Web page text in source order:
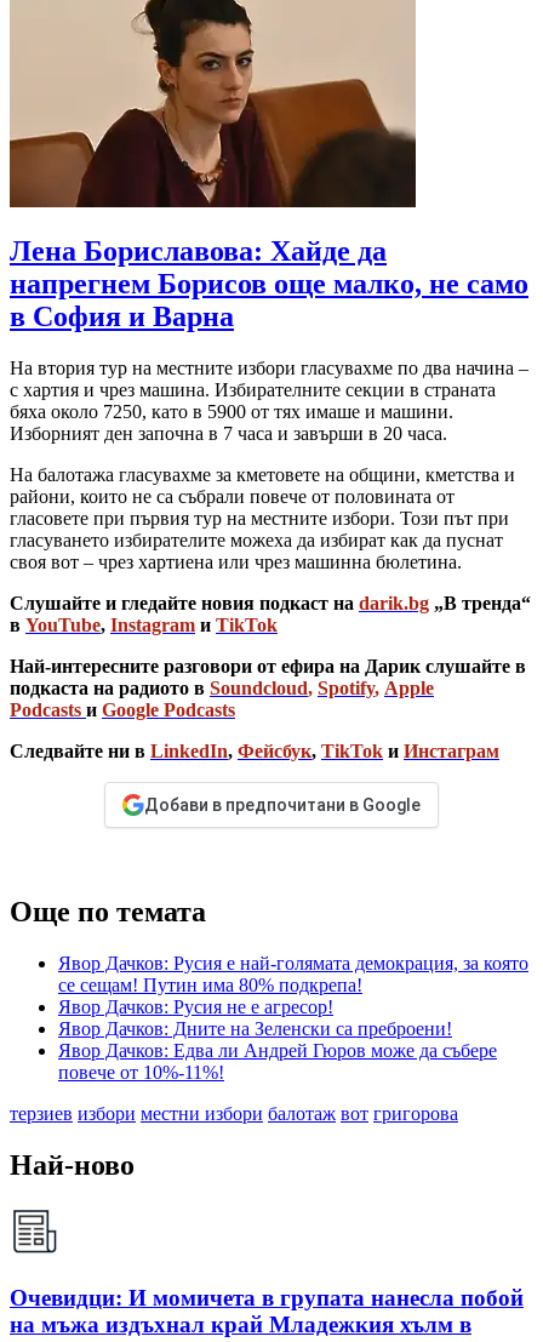
Лена Бориславова: Хайде да
напрегнем Борисов още малко, не само
в София и Варна
На втория тур на местните избори гласувахме по два начина –
с хартия и чрез машина. Избирателните секции в страната
бяха около 7250, като в 5900 от тях имаше и машини.
Изборният ден започна в 7 часа и завърши в 20 часа.
На балотажа гласувахме за кметовете на общини, кметства и
райони, които не са събрали повече от половината от
гласовете при първия тур на местните избори. Този път при
гласуването избирателите можеха да избират как да пуснат
своя вот – чрез хартиена или чрез машинна бюлетина.
Слушайте и гледайте новия подкаст на darik.bg „В тренда“
в YouTube, Instagram и TikTok
Най-интересните разговори от ефира на Дарик слушайте в
подкаста на радиото в Soundcloud, Spotify, Apple
Podcasts и Google Podcasts
Следвайте ни в LinkedIn, Фейсбук, TikTok и Инстаграм
Добави в предпочитани в Google
Още по темата
Явор Дачков: Русия е най-голямата демокрация, за която
се сещам! Путин има 80% подкрепа!
Явор Дачков: Русия не е агресор!
Явор Дачков: Дните на Зеленски са преброени!
Явор Дачков: Едва ли Андрей Гюров може да събере
повече от 10%-11%!
терзиев избори местни избори балотаж вот григорова
Най-ново
Очевидци: И момичета в групата нанесла побой
на мъжа издъхнал край Младежкия хълм в